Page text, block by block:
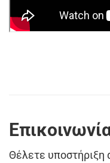
Θέλετε υποστήριξη